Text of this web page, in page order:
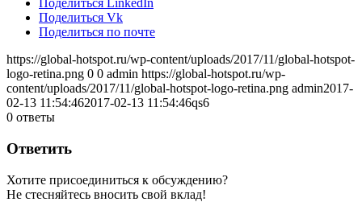
Поделиться LinkedIn
Поделиться Vk
Поделиться по почте
https://global-hotspot.ru/wp-content/uploads/2017/11/global-hotspot-
logo-retina.png 0 0 admin https://global-hotspot.ru/wp-
content/uploads/2017/11/global-hotspot-logo-retina.png admin2017-
02-13 11:54:462017-02-13 11:54:46qs6
0 ответы
Ответить
Хотите присоединиться к обсуждению?
Не стесняйтесь вносить свой вклад!